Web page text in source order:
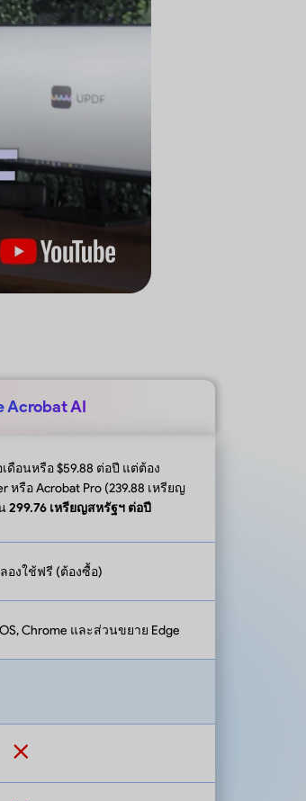
Acrobat AI
ดือนหรือ $59.88 ต่อปี แต่ต้อง
หรือ Acrobat Pro (239.88 เหรียญ
299.76 เหรียญสหรัฐฯ ต่อปี
องใช้ฟรี (ต้องซื้อ)
Chrome และส่วนขยาย Edge